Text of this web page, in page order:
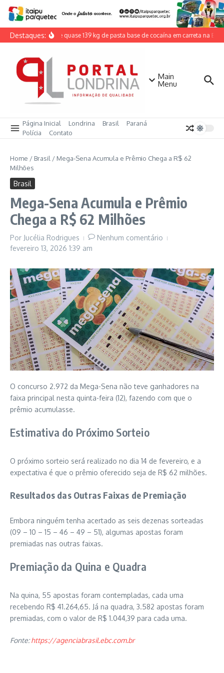
Ir para o conteúdo
Destaques:
PRF apreende quase 139 kg de pasta base de cocaína em carreta na BR-
Main
Menu
Página Inicial Londrina Brasil
Paraná
Polícia
Contato
Home / Brasil / Mega-Sena Acumula e Prêmio Chega a R$ 62
Milhões
Brasil
Mega-Sena Acumula e Prêmio
Chega a R$ 62 Milhões
Por Jucélia Rodrigues
Nenhum comentário
fevereiro 13, 2026 1:39 am
O concurso 2.972 da Mega-Sena não teve ganhadores na
faixa principal nesta quinta-feira (12), fazendo com que o
prêmio acumulasse.
Estimativa do Próximo Sorteio
O próximo sorteio será realizado no dia 14 de fevereiro, e a
expectativa é que o prêmio oferecido seja de R$ 62 milhões.
Resultados das Outras Faixas de Premiação
Embora ninguém tenha acertado as seis dezenas sorteadas
(09 – 10 – 15 – 46 – 49 – 51), algumas apostas foram
premiadas nas outras faixas.
Premiação da Quina e Quadra
Na quina, 55 apostas foram contempladas, cada uma
recebendo R$ 41.264,65. Já na quadra, 3.582 apostas foram
premiadas, com o valor de R$ 1.044,39 para cada uma.
Fonte:https://agenciabrasil.ebc.com.br